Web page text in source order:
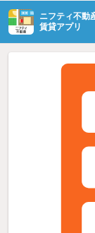
ニフティ不動
賃貸アプリ